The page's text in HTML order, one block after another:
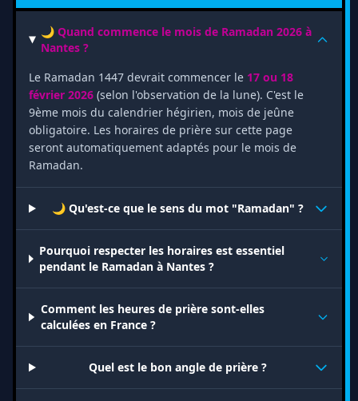
🌙 Quand commence le mois de Ramadan 2026 à
Nantes ?
Le Ramadan 1447 devrait commencer le 17 ou 18
février 2026 (selon l'observation de la lune). C'est le
9ème mois du calendrier hégirien, mois de jeûne
obligatoire. Les horaires de prière sur cette page
seront automatiquement adaptés pour le mois de
Ramadan.
🌙 Qu'est-ce que le sens du mot "Ramadan" ?
Pourquoi respecter les horaires est essentiel
pendant le Ramadan à Nantes ?
Comment les heures de prière sont-elles
calculées en France ?
Quel est le bon angle de prière ?